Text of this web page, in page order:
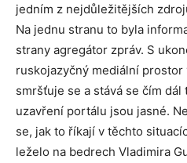
jedním z nejdůležitějších
Na jednu stranu to byla
strany agregátor zpráv. S
ruskojazyčný mediální
smršťuje se a stává se čím
uzavření portálu jsou jasné.
se, jak to říkají v těchto
leželo na bedrech Vladimira